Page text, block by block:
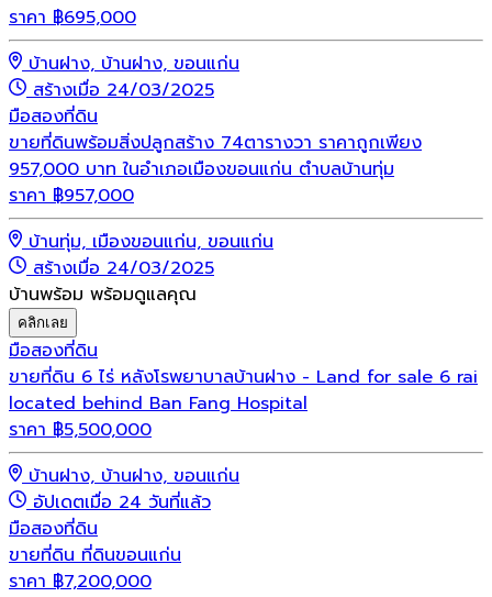
ราคา ฿695,000
บ้านฝาง, บ้านฝาง, ขอนแก่น
สร้างเมื่อ 24/03/2025
มือสองที่ดิน
ขายที่ดินพร้อมสิ่งปลูกสร้าง 74ตารางวา ราคาถูกเพียง
957,000 บาท ในอำเภอเมืองขอนแก่น ตำบลบ้านทุ่ม
ราคา ฿957,000
บ้านทุ่ม, เมืองขอนแก่น, ขอนแก่น
สร้างเมื่อ 24/03/2025
บ้านพร้อม พร้อมดูแลคุณ
คลิกเลย
มือสองที่ดิน
ขายที่ดิน 6 ไร่ หลังโรพยาบาลบ้านฝาง - Land for sale 6 rai
located behind Ban Fang Hospital
ราคา ฿5,500,000
บ้านฝาง, บ้านฝาง, ขอนแก่น
อัปเดตเมื่อ 24 วันที่แล้ว
มือสองที่ดิน
ขายที่ดิน ที่ดินขอนแก่น
ราคา ฿7,200,000